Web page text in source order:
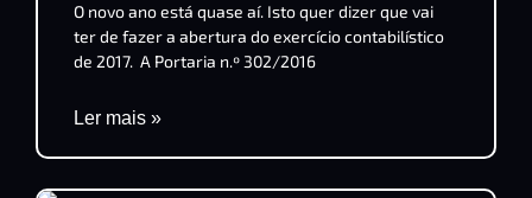
O novo ano está quase aí. Isto quer dizer que vai
ter de fazer a abertura do exercício contabilístico
de 2017. A Portaria n.º 302/2016
Ler mais »